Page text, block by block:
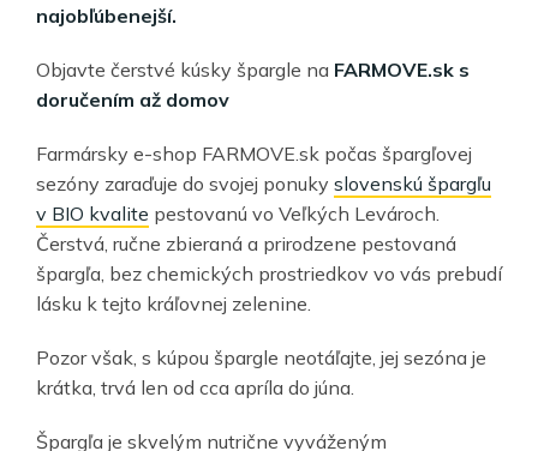
najobľúbenejší.
Objavte čerstvé kúsky špargle na FARMOVE.sk s
doručením až domov
Farmársky e-shop FARMOVE.sk počas špargľovej
sezóny zaraďuje do svojej ponuky slovenskú špargľu
v BIO kvalite pestovanú vo Veľkých Levároch.
Čerstvá, ručne zbieraná a prirodzene pestovaná
špargľa, bez chemických prostriedkov vo vás prebudí
lásku k tejto kráľovnej zelenine.
Pozor však, s kúpou špargle neotáľajte, jej sezóna je
krátka, trvá len od cca apríla do júna.
Špargľa je skvelým nutrične vyváženým